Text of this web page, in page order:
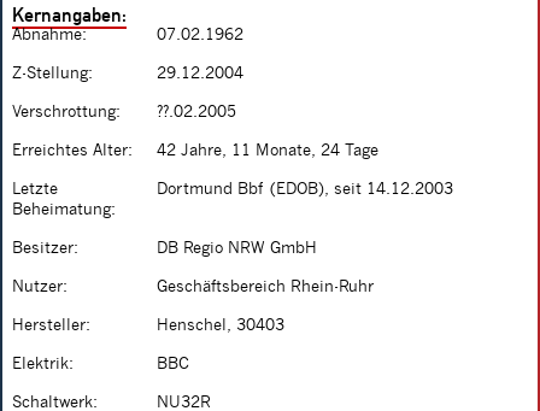
Kernangaben:
Abnahme: 07.02.1962
Z-Stellung: 29.12.2004
Verschrottung: ??.02.2005
Erreichtes Alter: 42 Jahre, 11 Monate, 24 Tage
Letzte
Beheimatung:
Dortmund Bbf (EDOB), seit 14.12.2003
Besitzer: DB Regio NRW GmbH
Nutzer: Geschäftsbereich Rhein-Ruhr
Hersteller: Henschel, 30403
Elektrik: BBC
Schaltwerk: NU32R